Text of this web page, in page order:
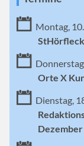
Montag,
Orte X
Dienstag,